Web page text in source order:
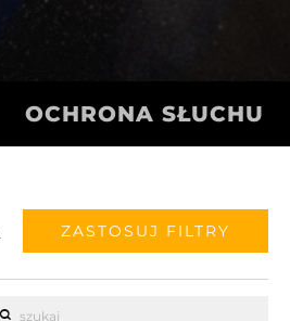
OCHRONA SŁUCHU
ZASTOSUJ FILTRY